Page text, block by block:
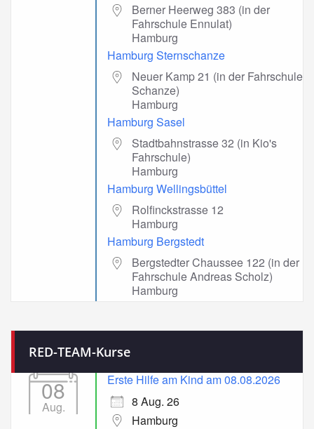
Berner Heerweg 383 (in der
Fahrschule Ennulat)
Hamburg
Hamburg Sternschanze
Neuer Kamp 21 (in der Fahrschule
Schanze)
Hamburg
Hamburg Sasel
Stadtbahnstrasse 32 (in Kio's
Fahrschule)
Hamburg
Hamburg Wellingsbüttel
Rolfinckstrasse 12
Hamburg
Hamburg Bergstedt
Bergstedter Chaussee 122 (in der
Fahrschule Andreas Scholz)
Hamburg
RED-TEAM-Kurse
08
Aug.
Erste Hilfe am Kind am 08.08.2026
8 Aug. 26
Hamburg